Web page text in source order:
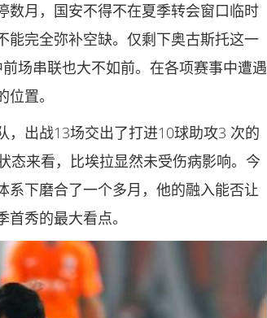
数月，国安不得不在夏季转会窗口临时
能完全弥补空缺。仅剩下奥古斯托这一
场串联也大不如前。在各项赛事中遭遇
置。
出战13场交出了打进10球助攻3 次的
态来看，比埃拉显然未受伤病影响。今
下磨合了一个多月，他的融入能否让
秀的最大看点。